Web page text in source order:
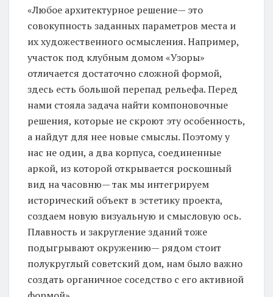
«Любое архитектурное решение— это
совокупность заданных параметров места и
их художественного осмысления. Например,
участок под клубным домом «Узоры»
отличается достаточно сложной формой,
здесь есть большой перепад рельефа. Перед
нами стояла задача найти компоновочные
решения, которые не скроют эту особенность,
а найдут для нее новые смыслы. Поэтому у
нас не один, а два корпуса, соединенные
аркой, из которой открывается роскошный
вид на часовню— так мы интегрируем
исторический объект в эстетику проекта,
создаем новую визуальную и смысловую ось.
Плавность и закругление зданий тоже
подыгрывают окружению— рядом стоит
полукруглый советский дом, нам было важно
создать органичное соседство с его активной